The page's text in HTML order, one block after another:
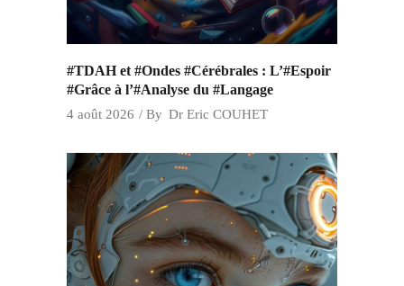
#TDAH et #Ondes #Cérébrales : L’#Espoir
#Grâce à l’#Analyse du #Langage
4 août 2026 By Dr Eric COUHET